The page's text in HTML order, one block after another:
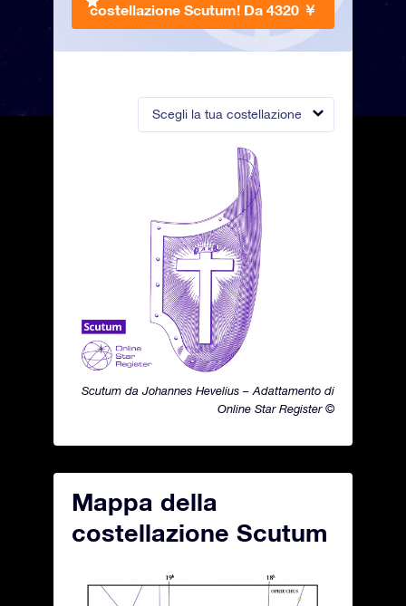
Scegli la tua costellazione
Scutum da Johannes Hevelius – Adattamento di
Online Star Register ©
costellazione Scutum! Da 4320 ￥
Mappa della
costellazione Scutum